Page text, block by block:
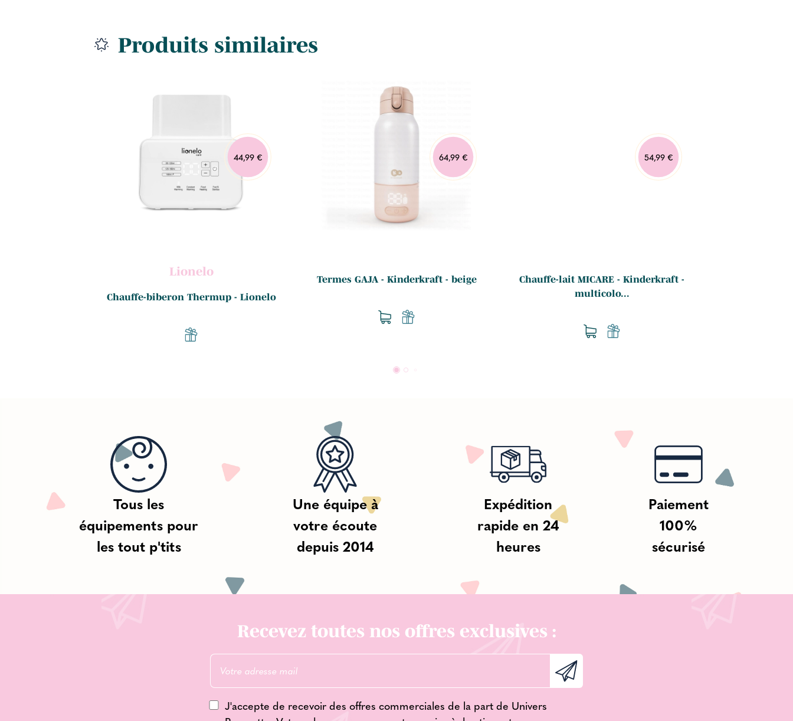
Produits similaires
44,99 €
Lionelo
Chauffe-biberon Thermup - Lionelo
64,99 €
Termes GAJA - Kinderkraft - beige
54,99 €
Chauffe-lait MICARE - Kinderkraft -
multicolo...
Tous les
équipements pour
les tout p'tits
Une équipe à
votre écoute
depuis 2014
Expédition
rapide en 24
heures
Paiement
100%
sécurisé
Recevez toutes nos offres exclusives :
J'accepte de recevoir des offres commerciales de la part de Univers